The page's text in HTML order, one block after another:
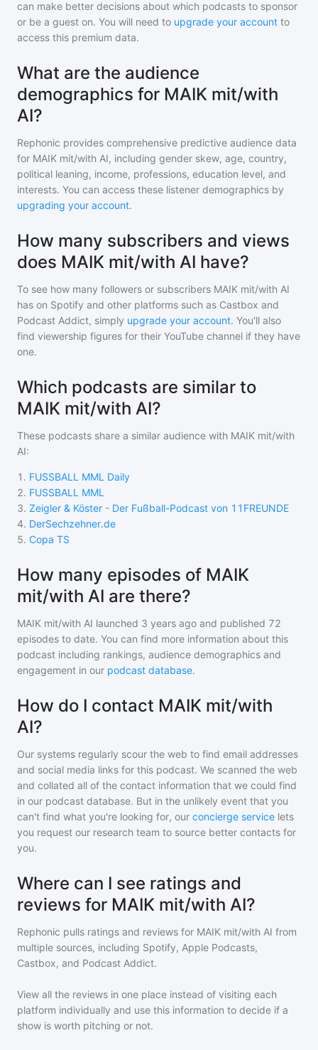
can make better decisions about which podcasts to sponsor
or be a guest on. You will need to upgrade your account to
access this premium data.
What are the audience
demographics for MAIK mit/with
AI?
Rephonic provides comprehensive predictive audience data
for MAIK mit/with AI, including gender skew, age, country,
political leaning, income, professions, education level, and
interests. You can access these listener demographics by
upgrading your account.
How many subscribers and views
does MAIK mit/with AI have?
To see how many followers or subscribers MAIK mit/with AI
has on Spotify and other platforms such as Castbox and
Podcast Addict, simply upgrade your account. You'll also
find viewership figures for their YouTube channel if they have
one.
Which podcasts are similar to
MAIK mit/with AI?
These podcasts share a similar audience with MAIK mit/with
AI:
1 . FUSSBALL MML Daily
2. FUSSBALL MML
3. Zeigler & Köster - Der Fußball-Podcast von 11FREUNDE
4. DerSechzehner.de
5. Copa TS
How many episodes of MAIK
mit/with AI are there?
MAIK mit/with AI launched 3 years ago and published 72
episodes to date. You can find more information about this
podcast including rankings, audience demographics and
engagement in our podcast database.
How do I contact MAIK mit/with
AI?
Our systems regularly scour the web to find email addresses
and social media links for this podcast. We scanned the web
and collated all of the contact information that we could find
in our podcast database. But in the unlikely event that you
can't find what you're looking for, our concierge service lets
you request our research team to source better contacts for
you.
Where can I see ratings and
reviews for MAIK mit/with AI?
Rephonic pulls ratings and reviews for MAIK mit/with AI from
multiple sources, including Spotify, Apple Podcasts,
Castbox, and Podcast Addict.
View all the reviews in one place instead of visiting each
platform individually and use this information to decide if a
show is worth pitching or not.